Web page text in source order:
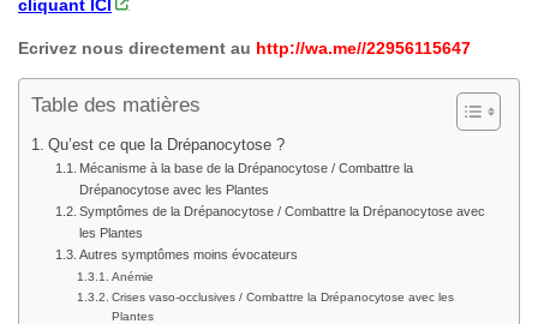
cliquant ICI
Ecrivez nous directement au http://wa.me//22956115647
Table des matières
Qu’est ce que la Drépanocytose ?
Mécanisme à la base de la Drépanocytose / Combattre la
Drépanocytose avec les Plantes
Symptômes de la Drépanocytose / Combattre la Drépanocytose avec
les Plantes
Autres symptômes moins évocateurs
Anémie
Crises vaso-occlusives / Combattre la Drépanocytose avec les
Plantes